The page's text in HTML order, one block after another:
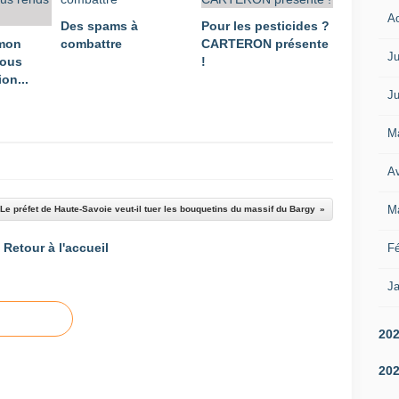
Des spams à
combattre
Pour les pesticides ?
CARTERON présente
!
Le préfet de Haute-Savoie veut-il tuer les bouquetins du massif du Bargy
Retour à l'accueil